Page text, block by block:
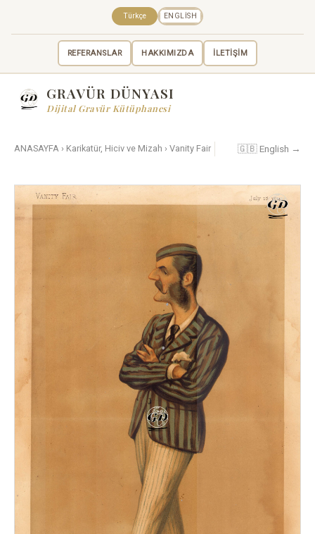
REFERANSLAR HAKKIMIZDA İLETİŞİM
Türkçe ENGLISH
GRAVÜR DÜNYASI
Dijital Gravür Kütüphanesi
ANASAYFA › Karikatür, Hiciv ve Mizah › Vanity Fair 🇬🇧 English →